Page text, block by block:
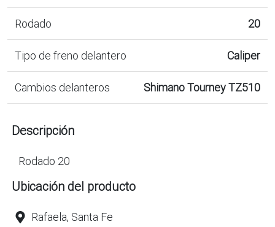
Rodado 20
Tipo de freno delantero Caliper
Cambios delanteros Shimano Tourney TZ510
Descripción
Rodado 20
Ubicación del producto
Rafaela, Santa Fe